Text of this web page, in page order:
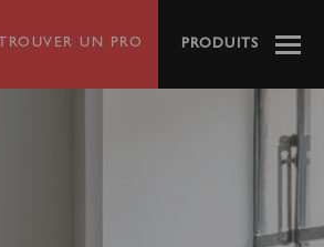
TROUVER UN PRO PRODUITS